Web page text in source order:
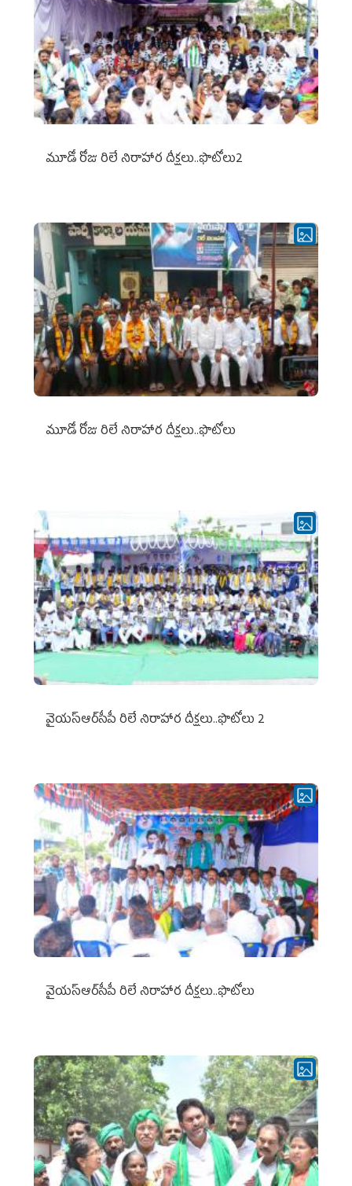
మూడో రోజు రిలే నిరాహార దీక్షలు..ఫొటోలు2
మూడో రోజు రిలే నిరాహార దీక్షలు..ఫొటోలు
వైయ‌స్ఆర్‌సీపీ రిలే నిరాహార దీక్షలు..ఫొటోలు 2
వైయ‌స్ఆర్‌సీపీ రిలే నిరాహార దీక్షలు..ఫొటోలు